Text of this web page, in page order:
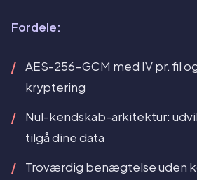
Fordele:
AES-256-GCM med IV pr. fil
kryptering
Nul-kendskab-arkitektur:
tilgå dine data
Troværdig benægtelse uden